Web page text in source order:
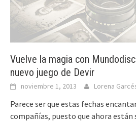
Vuelve la magia con
nuevo juego de Devir
noviembre 1, 2013 Lorena
Parece ser que estas fechas
compañías, puesto que ahora están